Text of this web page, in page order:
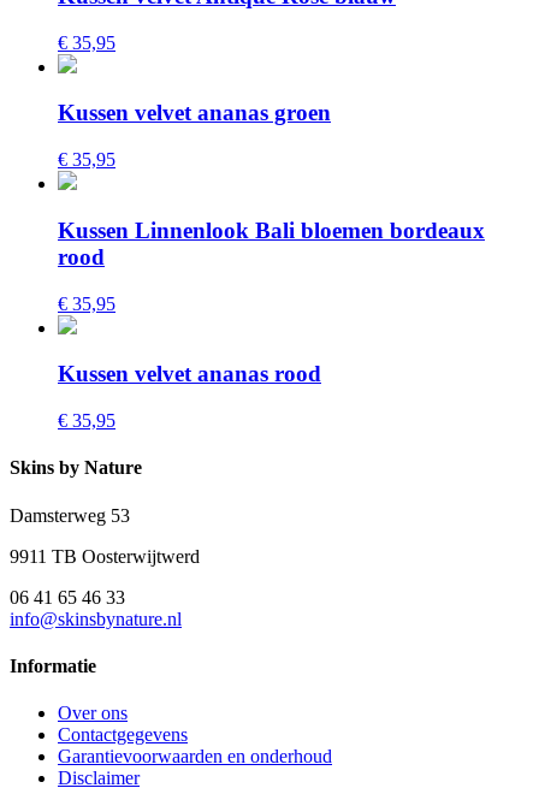
€ 35,95
Kussen velvet ananas groen
€ 35,95
Kussen Linnenlook Bali bloemen bordeaux
rood
€ 35,95
Kussen velvet ananas rood
€ 35,95
Skins by Nature
Damsterweg 53
9911 TB Oosterwijtwerd
06 41 65 46 33
info@skinsbynature.nl
Informatie
Over ons
Contactgegevens
Garantievoorwaarden en onderhoud
Disclaimer